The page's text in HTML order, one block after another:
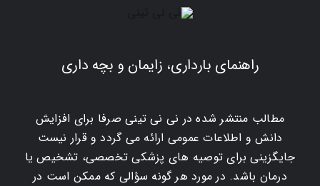
راهنمای بارداری، زایمان و بچه داری
مطالب منتشر شده در نی نی تینی صرفا برای افزایش
دانش و اطلاعات عمومی ارائه می گردد و قرار نیست
جایگزینی برای توصیه های پزشکی تخصصی، تشخیص یا
درمان باشد. در مورد هر گونه سؤالی که ممکن است در